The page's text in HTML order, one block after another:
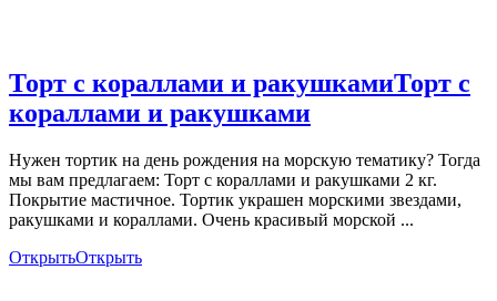
Торт с кораллами и ракушкамиТорт с
кораллами и ракушками
Нужен тортик на день рождения на морскую тематику? Тогда
мы вам предлагаем: Торт с кораллами и ракушками 2 кг.
Покрытие мастичное. Тортик украшен морскими звездами,
ракушками и кораллами. Очень красивый морской ...
ОткрытьОткрыть